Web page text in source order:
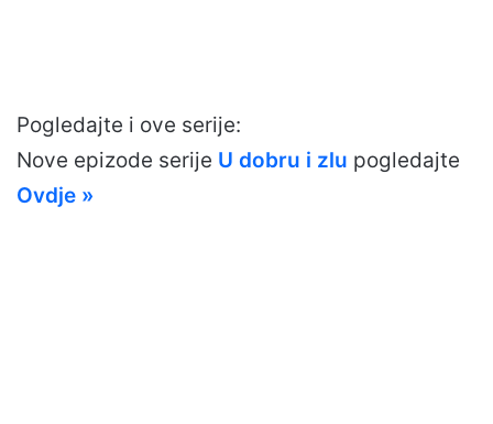
Pogledajte i ove serije:
Nove epizode serije U dobru i zlu pogledajte
Ovdje »